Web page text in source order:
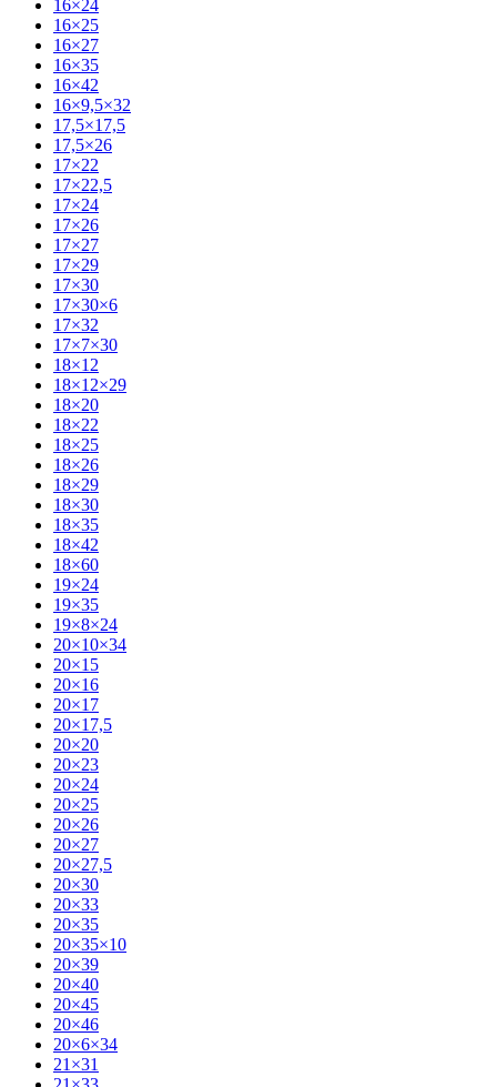
16×24
16×25
16×27
16×35
16×42
16×9,5×32
17,5×17,5
17,5×26
17×22
17×22,5
17×24
17×26
17×27
17×29
17×30
17×30×6
17×32
17×7×30
18×12
18×12×29
18×20
18×22
18×25
18×26
18×29
18×30
18×35
18×42
18×60
19×24
19×35
19×8×24
20×10×34
20×15
20×16
20×17
20×17,5
20×20
20×23
20×24
20×25
20×26
20×27
20×27,5
20×30
20×33
20×35
20×35×10
20×39
20×40
20×45
20×46
20×6×34
21×31